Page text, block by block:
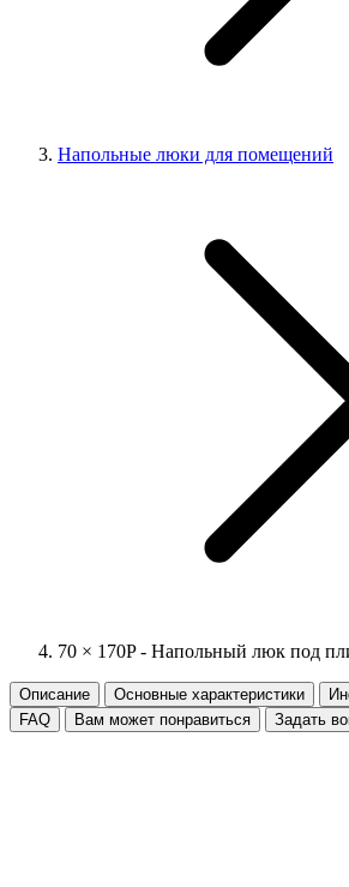
Напольные люки для помещений
70 × 170P - Напольный люк под
Описание Основные характеристики
FAQ
Вам может понравиться Задать